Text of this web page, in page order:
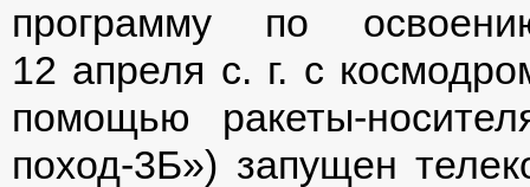
программу по
12 апреля с. г. с
помощью ракеты-
поход-3Б») запущен